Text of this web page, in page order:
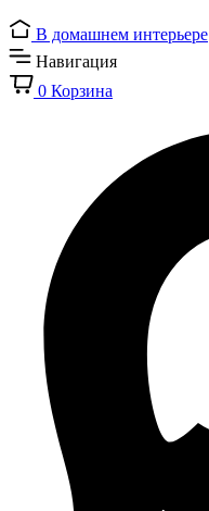
В домашнем интерьере
Навигация
0 Корзина